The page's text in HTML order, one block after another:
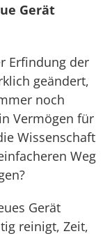
Gerät
Erfindung der
geändert,
noch
Vermögen für
Wissenschaft
Weg
Gerät
reinigt, Zeit,